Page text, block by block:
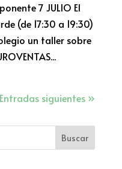
7 JULIO El
(de 17:30 a 19:30)
un taller sobre
Entradas siguientes »